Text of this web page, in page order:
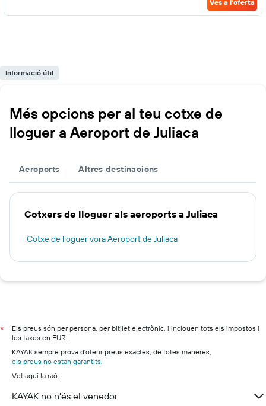
Ves a l'oferta
Informació útil
Més opcions per al teu cotxe de
lloguer a Aeroport de Juliaca
Aeroports Altres destinacions
Cotxers de lloguer als aeroports a Juliaca
Cotxe de lloguer vora Aeroport de Juliaca
*
Els preus són per persona, per bitllet electrònic, i inclouen tots els impostos i
les taxes en EUR.
KAYAK sempre prova d'oferir preus exactes; de totes maneres,
els preus no estan garantits.
Vet aquí la raó:
KAYAK no n'és el venedor.